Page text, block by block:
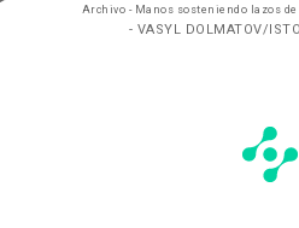
Archivo - Manos sosteniendo lazos
- VASYL DOLMATOV/